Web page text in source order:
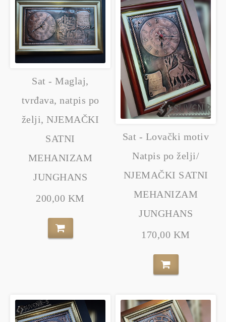
Sat - Maglaj,
tvrđava, natpis po
želji, NJEMAČKI
SATNI
MEHANIZAM
JUNGHANS
200,00 KM
Sat - Lovački motiv
Natpis po želji/
NJEMAČKI SATNI
MEHANIZAM
JUNGHANS
170,00 KM